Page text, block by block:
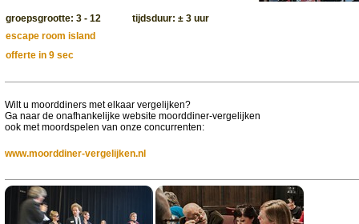
groepsgrootte: 3 - 12 tijdsduur: ± 3 uur
escape room island
offerte in 9 sec
Wilt u moorddiners met elkaar vergelijken?
Ga naar de onafhankelijke website moorddiner-vergelijken
ook met moordspelen van onze concurrenten:
www.moorddiner-vergelijken.nl